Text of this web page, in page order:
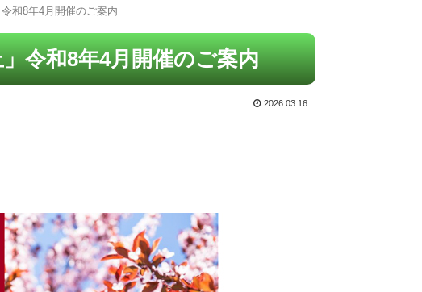
和8年4月開催のご案内
令和8年4月開催のご案内
2026.03.16